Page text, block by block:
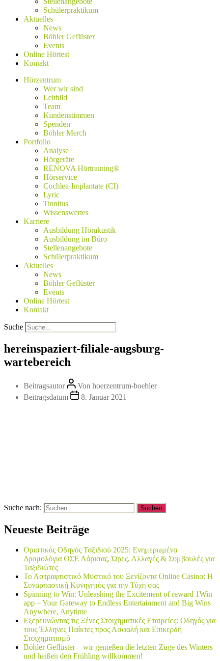
Schülerpraktikum
Aktuelles
News
Böhler Geflüster
Events
Online Hörtest
Kontakt
Hörzentrum
Wer wir sind
Leitbild
Team
Kundenstimmen
Spenden
Böhler Merch
Portfolio
Analyse
Hörgeräte
RENOVA Hörtraining®
Hörservice
Cochlea-Implantate (CI)
Lyric
Tinnitus
Wissenswertes
Karriere
Ausbildung Hörakustik
Ausbildung im Büro
Stellenangebote
Schülerpraktikum
Aktuelles
News
Böhler Geflüster
Events
Online Hörtest
Kontakt
Suche
hereinspaziert-filiale-augsburg-
wartebereich
Beitragsautor Von hoerzentrum-boehler
Beitragsdatum
8. Januar 2021
Suche nach:
Neueste Beiträge
Οριστικός Οδηγός Ταξιδιού 2025: Ενημερωμένα
Δρομολόγια ΟΣΕ Λάρισας, Ώρες, Αλλαγές & Συμβουλές για
Ταξιδιώτες
Το Αστραφτιστικό Μυστικό του Ξενίζοντα Online Casino: Η
Συναρπαστική Κυνηγητός για την Τύχη σας
Spinning to Win: Unleashing the Excitement of reward 1Win
app – Your Gateway to Endless Entertainment and Big Wins
Anywhere, Anytime
Εξερευνώντας τις Ξένες Στοιχηματικές Εταιρείες: Οδηγός για
τους Έλληνες Παίκτες προς Ασφαλή και Επικερδή
Στοιχηματισμό
Böhler Geflüster – wir genießen die letzten Züge des Winters
und heißen den Frühling willkommen!